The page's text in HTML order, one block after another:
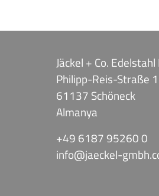
Jäckel + Co.
Philipp-Reis-Straße 1
61137 Schöneck
Almanya
+49 6187 95260 0
info@jaeckel-